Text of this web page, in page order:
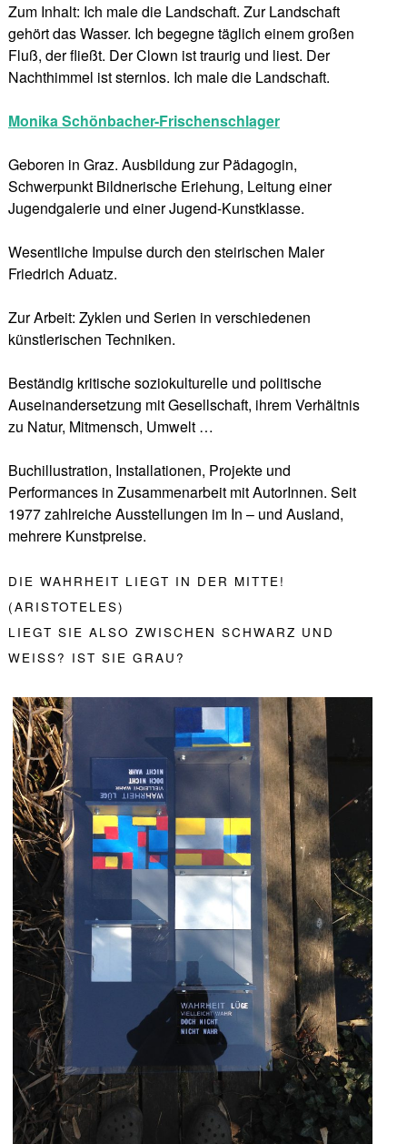
Zum Inhalt: Ich male die Landschaft. Zur Landschaft
gehört das Wasser. Ich begegne täglich einem großen
Fluß, der fließt. Der Clown ist traurig und liest. Der
Nachthimmel ist sternlos. Ich male die Landschaft.
Monika Schönbacher-Frischenschlager
Geboren in Graz. Ausbildung zur Pädagogin,
Schwerpunkt Bildnerische Eriehung, Leitung einer
Jugendgalerie und einer Jugend-Kunstklasse.
Wesentliche Impulse durch den steirischen Maler
Friedrich Aduatz.
Zur Arbeit: Zyklen und Serien in verschiedenen
künstlerischen Techniken.
Beständig kritische soziokulturelle und politische
Auseinandersetzung mit Gesellschaft, ihrem Verhältnis
zu Natur, Mitmensch, Umwelt …
Buchillustration, Installationen, Projekte und
Performances in Zusammenarbeit mit AutorInnen. Seit
1977 zahlreiche Ausstellungen im In – und Ausland,
mehrere Kunstpreise.
DIE WAHRHEIT LIEGT IN DER MITTE!
(ARISTOTELES)
LIEGT SIE ALSO ZWISCHEN SCHWARZ UND
WEISS? IST SIE GRAU?